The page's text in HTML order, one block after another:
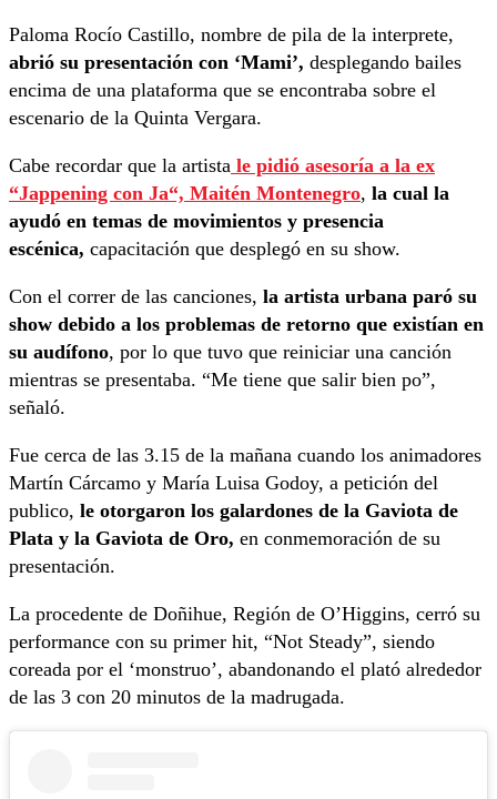
Paloma Rocío Castillo, nombre de pila de la interprete,
abrió su presentación con ‘Mami’, desplegando bailes
encima de una plataforma que se encontraba sobre el
escenario de la Quinta Vergara.
Cabe recordar que la artista le pidió asesoría a la ex
“Jappening con Ja“, Maitén Montenegro, la cual la
ayudó en temas de movimientos y presencia
escénica, capacitación que desplegó en su show.
Con el correr de las canciones, la artista urbana paró su
show debido a los problemas de retorno que existían en
su audífono, por lo que tuvo que reiniciar una canción
mientras se presentaba. “Me tiene que salir bien po”,
señaló.
Fue cerca de las 3.15 de la mañana cuando los animadores
Martín Cárcamo y María Luisa Godoy, a petición del
publico, le otorgaron los galardones de la Gaviota de
Plata y la Gaviota de Oro, en conmemoración de su
presentación.
La procedente de Doñihue, Región de O’Higgins, cerró su
performance con su primer hit, “Not Steady”, siendo
coreada por el ‘monstruo’, abandonando el plató alrededor
de las 3 con 20 minutos de la madrugada.